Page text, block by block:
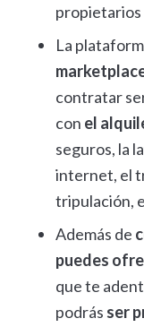
propietarios
La
contratar
con el
seguros, la
internet, el
tripulación,
Además de
puedes
que te
podrás ser